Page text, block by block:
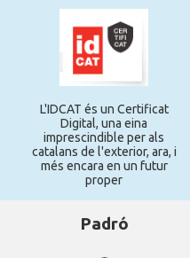
L'IDCAT és un Certificat
Digital, una eina
imprescindible per als
catalans de l'exterior, ara, i
més encara en un futur
proper
Padró